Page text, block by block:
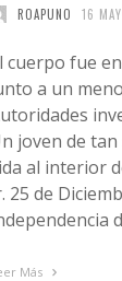
ROAPUNO 16
cuerpo fue
a un
joven de
al interior
25 de
Más